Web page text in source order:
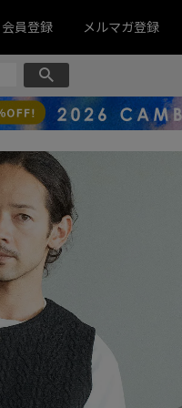
会員登録 メルマガ登録